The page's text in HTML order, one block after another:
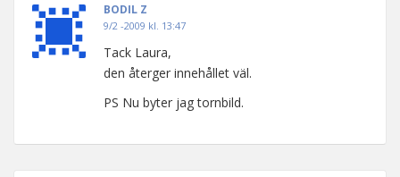
BODIL Z
9/2 -2009 kl. 13:47
Tack Laura,
den återger innehållet väl.
PS Nu byter jag tornbild.